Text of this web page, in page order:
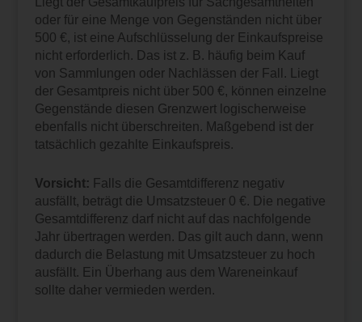
oder für eine Menge von Gegenständen nicht über
500 €, ist eine Aufschlüsselung der Einkaufspreise
nicht erforderlich. Das ist z. B. häufig beim Kauf
von Sammlungen oder Nachlässen der Fall. Liegt
der Gesamtpreis nicht über 500 €, können einzelne
Gegenstände diesen Grenzwert logischerweise
ebenfalls nicht überschreiten. Maßgebend ist der
tatsächlich gezahlte Einkaufspreis.
Vorsicht: Falls die Gesamtdifferenz negativ
ausfällt, beträgt die Umsatzsteuer 0 €. Die negative
Gesamtdifferenz darf nicht auf das nachfolgende
Jahr übertragen werden. Das gilt auch dann, wenn
dadurch die Belastung mit Umsatzsteuer zu hoch
ausfällt. Ein Überhang aus dem Wareneinkauf
sollte daher vermieden werden.